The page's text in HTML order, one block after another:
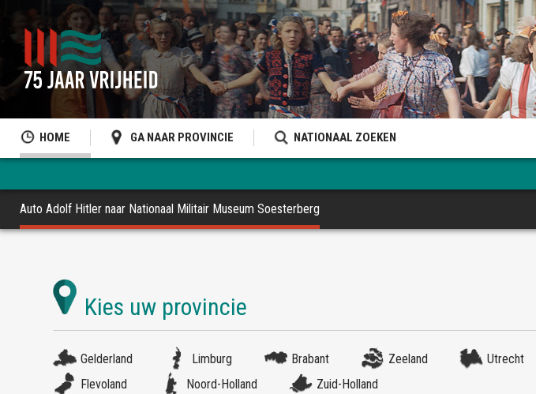
HOME GA NAAR PROVINCIE NATIONAAL ZOEKEN
Auto Adolf Hitler naar Nationaal Militair Museum Soesterberg
Gelderland Limburg Brabant Zeeland Utrecht
Flevoland
Noord-Holland Zuid-Holland